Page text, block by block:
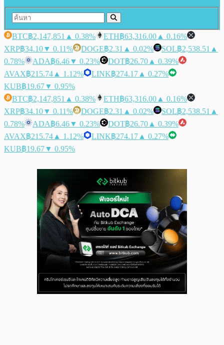
BTC฿2,147,851 ▲ 0.38% ETH฿63,316.00 ▲ 0.16%
XRP฿34.10▼ 0.11% DOGE฿2.31 ▲ 0.02% SOL฿2,538.51 ▲
0.78%
ADA฿6.46▼ 0.23% DOT฿26.70 ▲ 0.39%
AVAX฿215.74 ▲ 1.12% LINK฿274.17 ▲ 0.27%
KUB฿19.67▼ 0.95%
BTC฿2,147,851 ▲ 0.38% ETH฿63,316.00 ▲ 0.16%
XRP฿34.10▼ 0.11% DOGE฿2.31 ▲ 0.02% SOL฿2,538.51 ▲
0.78%
ADA฿6.46▼ 0.23% DOT฿26.70 ▲ 0.39%
AVAX฿215.74 ▲ 1.12% LINK฿274.17 ▲ 0.27%
KUB฿19.67▼ 0.95%